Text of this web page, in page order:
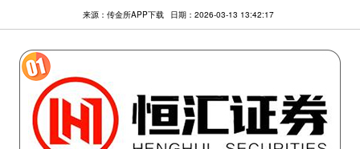
来源：传金所APP下载 日期：2026-03-13 13:42:17